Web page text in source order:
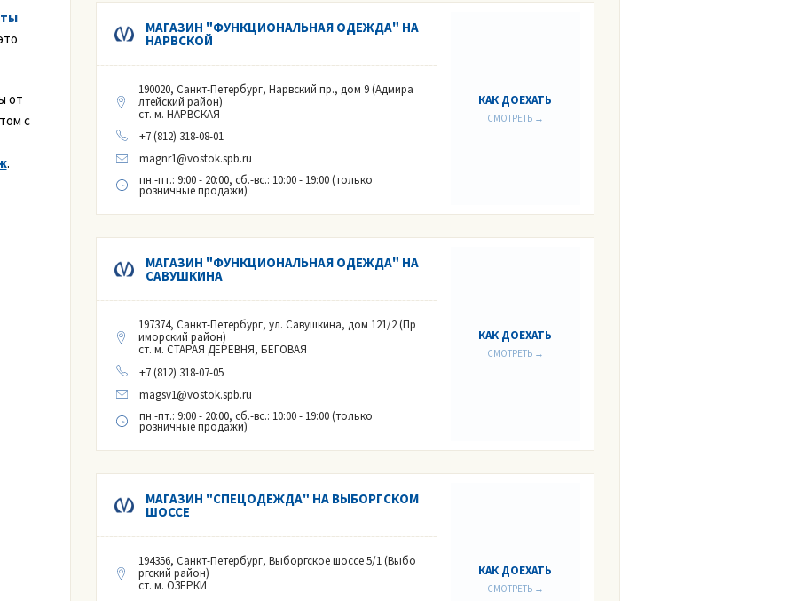
МАГАЗИН "ФУНКЦИОНАЛЬНАЯ ОДЕЖДА" НА
НАРВСКОЙ
190020, Санкт-Петербург, Нарвский пр., дом 9 (Адмира
лтейский район)
ст. м. НАРВСКАЯ
+7 (812) 318-08-01
magnr1@vostok.spb.ru
пн.-пт.: 9:00 - 20:00, сб.-вс.: 10:00 - 19:00 (только
розничные продажи)
КАК ДОЕХАТЬ
СМОТРЕТЬ →
МАГАЗИН "ФУНКЦИОНАЛЬНАЯ ОДЕЖДА" НА
САВУШКИНА
197374, Санкт-Петербург, ул. Савушкина, дом 121/2 (Пр
иморский район)
ст. м. СТАРАЯ ДЕРЕВНЯ, БЕГОВАЯ
+7 (812) 318-07-05
magsv1@vostok.spb.ru
пн.-пт.: 9:00 - 20:00, сб.-вс.: 10:00 - 19:00 (только
розничные продажи)
КАК ДОЕХАТЬ
СМОТРЕТЬ →
МАГАЗИН "СПЕЦОДЕЖДА" НА ВЫБОРГСКОМ
ШОССЕ
194356, Санкт-Петербург, Выборгское шоссе 5/1 (Выбо
ргский район)
ст. м. ОЗЕРКИ
КАК ДОЕХАТЬ
СМОТРЕТЬ →
от
с
.